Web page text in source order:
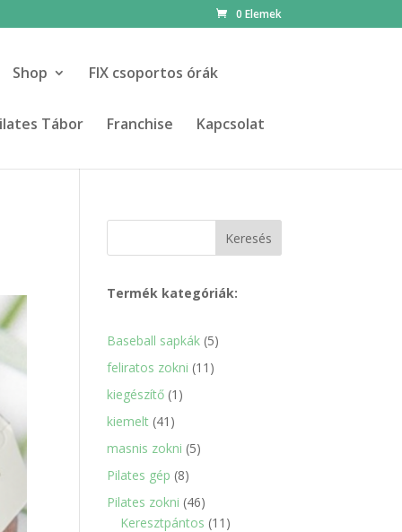
0 Elemek
Shop FIX csoportos órák
Tábor Franchise Kapcsolat
Keresés
Termék kategóriák:
Baseball sapkák 55
feliratos zokni 11 11
kiegészítő 1 1
kiemelt 41 41
termék
masnis zokni 55
Pilates gép 88
termék
Pilates zokni 4646
termék
Keresztpántos 11 11